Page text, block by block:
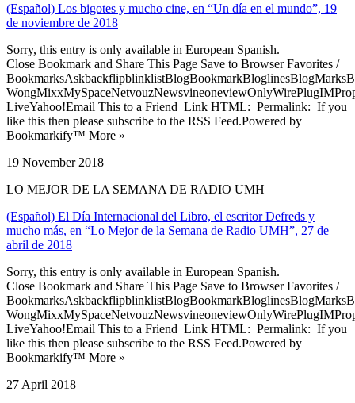
(Español) Los bigotes y mucho cine, en “Un día en el mundo”, 19
de noviembre de 2018
Sorry, this entry is only available in European Spanish.
Close Bookmark and Share This Page Save to Browser Favorites /
LiveYahoo!Email This to a Friend Link HTML: Permalink: If you
like this then please subscribe to the RSS Feed.Powered by
Bookmarkify™ More »
19 November 2018
LO MEJOR DE LA SEMANA DE RADIO UMH
(Español) El Día Internacional del Libro, el escritor Defreds y
mucho más, en “Lo Mejor de la Semana de Radio UMH”, 27 de
abril de 2018
Sorry, this entry is only available in European Spanish.
Close Bookmark and Share This Page Save to Browser Favorites /
LiveYahoo!Email This to a Friend Link HTML: Permalink: If you
like this then please subscribe to the RSS Feed.Powered by
Bookmarkify™ More »
27 April 2018